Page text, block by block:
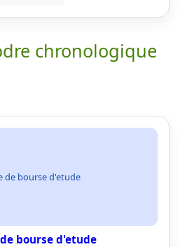
chronologique
de bourse d'etude
bourse d'etude